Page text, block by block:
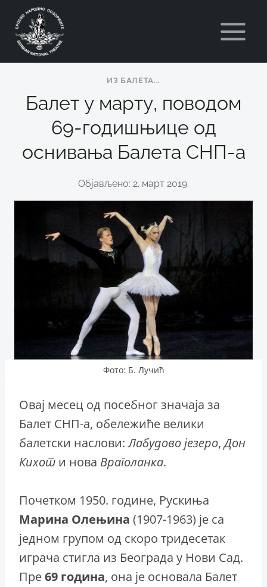
content
ИЗ БАЛЕТА...
Балет у марту, поводом
69-годишњице од
оснивања Балета СНП-а
Објављено: 2. март 2019.
Фото: Б. Лучић
Овај месец од посебног значаја за
Балет СНП-а, обележиће велики
балетски наслови:Лабудово језеро,Дон
Кихот и нова Враголанка.
Почетком 1950. године, Рускиња
Марина Олењина (1907-1963) је са
једном групом од скоро тридесетак
играча стигла из Београда у Нови Сад.
Пре69 година, она је основала Балет